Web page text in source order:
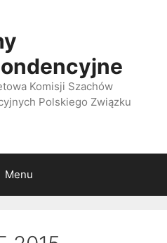
Komisji Szachów
Polskiego Związku
Menu